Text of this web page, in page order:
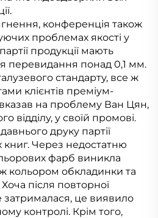
конференція також
проблемах якості у
продукції мають
перевидання понад 0,1 мм.
стандарту, все ж
клієнтів преміум-
на проблему Ван Цян,
відділу, у своїй промові.
друку партії
Через недостатню
фарб виникла
кольором обкладинки та
після повторної
затрималася, це виявило
контролі. Крім того,